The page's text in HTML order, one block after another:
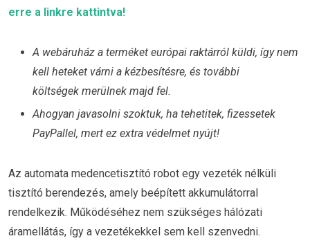
erre a linkre kattintva!
A webáruház a terméket európai raktárról küldi, így nem
kell heteket várni a kézbesítésre, és további
költségek merülnek majd fel.
Ahogyan javasolni szoktuk, ha tehetitek, fizessetek
PayPallel, mert ez extra védelmet nyújt!
Az automata medencetisztító robot egy vezeték nélküli
tisztító berendezés, amely beépített akkumulátorral
rendelkezik. Működéséhez nem szükséges hálózati
áramellátás, így a vezetékekkel sem kell szenvedni.